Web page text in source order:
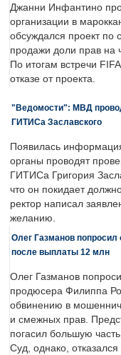
Джанни Инфантино
организации в
обсуждался проект по
продажи доли прав на
По итогам встречи
отказе от проекта.
"Ведомости": МВД
ГИТИСа Заславского
Появилась
органы проводят
ГИТИСа Григория
что он покидает
ректор написал
желанию.
Олег Газманов попросил
после выплаты 12 млн
Олег Газманов
продюсера Филиппа
обвинению в
и смежных прав.
погасил большую
Суд, однако,